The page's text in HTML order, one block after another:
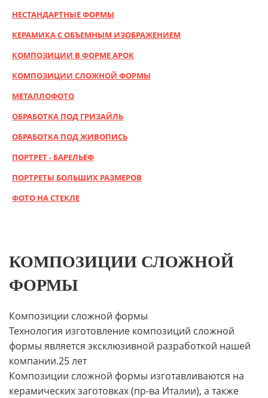
НЕСТАНДАРТНЫЕ ФОРМЫ
КЕРАМИКА С ОБЪЕМНЫМ ИЗОБРАЖЕНИЕМ
КОМПОЗИЦИИ В ФОРМЕ АРОК
КОМПОЗИЦИИ СЛОЖНОЙ ФОРМЫ
МЕТАЛЛОФОТО
ОБРАБОТКА ПОД ГРИЗАЙЛЬ
ОБРАБОТКА ПОД ЖИВОПИСЬ
ПОРТРЕТ - БАРЕЛЬЕФ
ПОРТРЕТЫ БОЛЬШИХ РАЗМЕРОВ
ФОТО НА СТЕКЛЕ
КОМПОЗИЦИИ СЛОЖНОЙ
ФОРМЫ
Композиции сложной формы
Технология изготовление композиций сложной
формы является эксклюзивной разработкой нашей
компании.25 лет
Композиции сложной формы изготавливаются на
керамических заготовках (пр-ва Италии), а также